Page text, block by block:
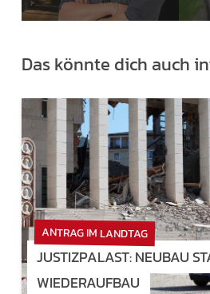
Das könnte dich auch
ANTRAG IM LANDTAG
JUSTIZPALAST: NEUBAU
WIEDERAUFBAU